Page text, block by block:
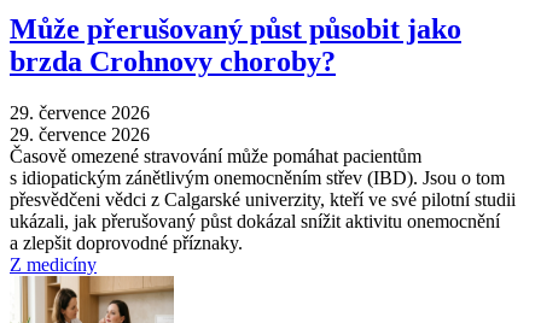
Může přerušovaný půst působit jako
brzda Crohnovy choroby?
29. července 2026
29. července 2026
Časově omezené stravování může pomáhat pacientům
s idiopatickým zánětlivým onemocněním střev (IBD). Jsou o tom
přesvědčeni vědci z Calgarské univerzity, kteří ve své pilotní studii
ukázali, jak přerušovaný půst dokázal snížit aktivitu onemocnění
a zlepšit doprovodné příznaky.
Z medicíny